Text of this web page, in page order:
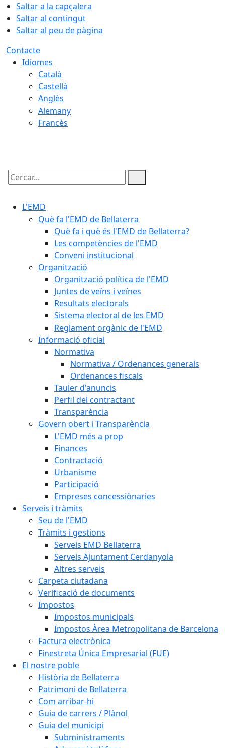
Saltar a la capçalera
Saltar al contingut
Saltar al peu de pàgina
Contacte
Idiomes
Català
Castellà
Anglès
Alemany
Francès
Cercar:
L'EMD
Què fa l'EMD de Bellaterra
Què fa i què és l'EMD de Bellaterra?
Les competències de l'EMD
Conveni institucional
Organització
Organització política de l'EMD
Juntes de veïns i veïnes
Resultats electorals
Sistema electoral de les EMD
Reglament orgànic de l'EMD
Informació oficial
Normativa
Normativa / Ordenances generals
Ordenances fiscals
Tauler d'anuncis
Perfil del contractant
Transparència
Govern obert i Transparència
L'EMD més a prop
Finances
Contractació
Urbanisme
Participació
Empreses concessiònaries
Serveis i tràmits
Seu de l'EMD
Tràmits i gestions
Serveis EMD Bellaterra
Serveis Ajuntament Cerdanyola
Altres serveis
Carpeta ciutadana
Verificació de documents
Impostos
Impostos municipals
Impostos Àrea Metropolitana de Barcelona
Factura electrònica
Finestreta Única Empresarial (FUE)
El nostre poble
Història de Bellaterra
Patrimoni de Bellaterra
Com arribar-hi
Guia de carrers / Plànol
Guia del municipi
Subministraments